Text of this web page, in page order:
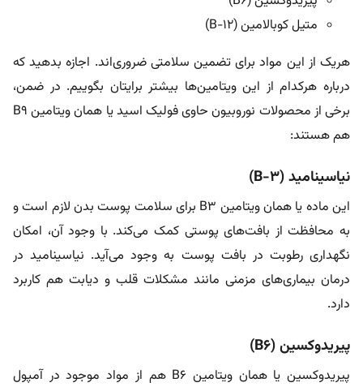
متیل کوبالامین (B-12)
هریک از این مواد برای تضمین سلامتی ضروری‌اند. اجازه بدهید که
درباره هرکدام از این ویتامین‌ها بیشتر برایتان بگوییم. در ضمن،
برخی از محصولات نوروبیون حاوی فولیک اسید یا همان ویتامین B9
هم هستند:
نیاسینامید (B-3)
این ماده یا همان ویتامین B3 برای سلامت پوست بدن لازم است و
به محافظت از بافت‌های پوستی کمک می‌کند. با وجود آن، امکان
نگهداری رطوبت در بافت پوست به وجود می‌آید. نیاسینامید در
درمان بیماری‌های مزمنی مانند مشکلات قلب و دیابت هم کاربرد
دارد.
پیریدوکسین (B6)
پیریدوکسین یا همان ویتامین B6 هم از مواد موجود در آمپول